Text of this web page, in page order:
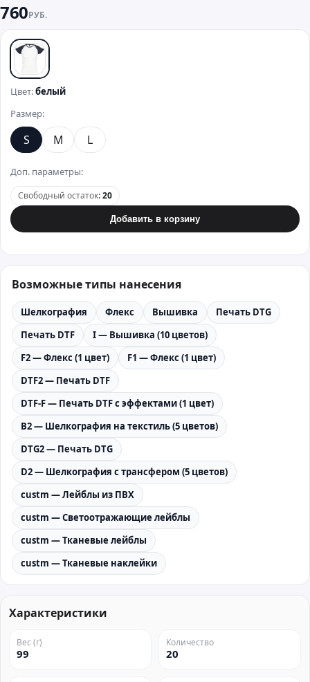
760РУБ.
белый
Цвет:белый
Размер:
S M L
Доп. параметры:
Свободный остаток:20
Добавить в корзину
Возможные типы нанесения
Шелкография Флекс Вышивка
Печать DTG
Печать DTF
I — Вышивка (10 цветов)
F2 — Флекс (1 цвет)
F1 — Флекс (1 цвет)
DTF2 — Печать DTF
DTF-F — Печать DTF с эффектами (1 цвет)
B2 — Шелкография на текстиль (5 цветов)
DTG2 — Печать DTG
D2 — Шелкография с трансфером (5 цветов)
custm — Лейблы из ПВХ
custm — Светоотражающие лейблы
custm — Тканевые лейблы
custm — Тканевые наклейки
Характеристики
Вес (г)
99
Количество
20